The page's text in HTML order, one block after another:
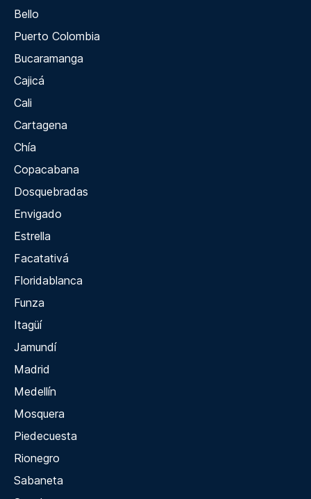
Bello
Puerto Colombia
Bucaramanga
Cajicá
Cali
Cartagena
Chía
Copacabana
Dosquebradas
Envigado
Estrella
Facatativá
Floridablanca
Funza
Itagüí
Jamundí
Madrid
Medellín
Mosquera
Piedecuesta
Rionegro
Sabaneta